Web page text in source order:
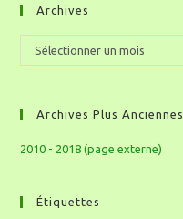
Archives
Sélectionner un mois
Archives Plus Anciennes
2010 - 2018 (page externe)
Étiquettes